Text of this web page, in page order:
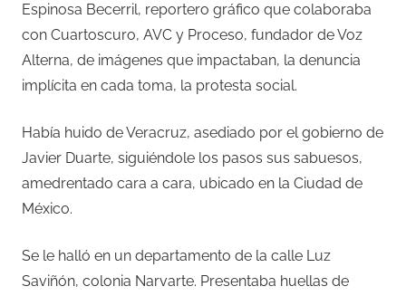
Espinosa Becerril, reportero gráfico que colaboraba
con Cuartoscuro, AVC y Proceso, fundador de Voz
Alterna, de imágenes que impactaban, la denuncia
implícita en cada toma, la protesta social.
Había huido de Veracruz, asediado por el gobierno de
Javier Duarte, siguiéndole los pasos sus sabuesos,
amedrentado cara a cara, ubicado en la Ciudad de
México.
Se le halló en un departamento de la calle Luz
Saviñón, colonia Narvarte. Presentaba huellas de